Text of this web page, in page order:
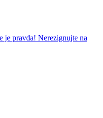
je pravda! Nerezignujte na